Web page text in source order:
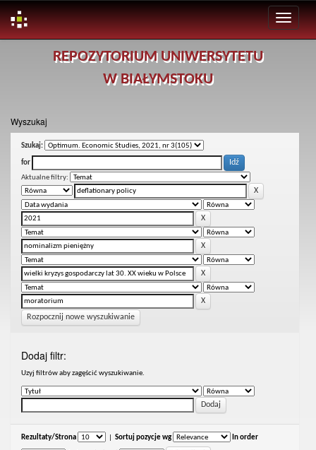
REPOZYTORIUM UNIWERSYTETU
W BIAŁYMSTOKU
Wyszukaj
Szukaj:
for
Aktualne filtry:
Rozpocznij nowe wyszukiwanie
Dodaj filtr:
Uzyj filtrów aby zagęścić wyszukiwanie.
Rezultaty/Strona Sortuj pozycje wg In order